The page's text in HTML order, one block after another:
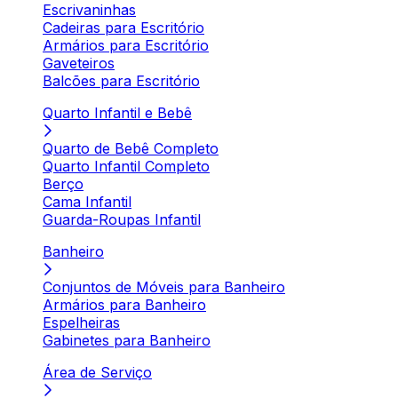
Escrivaninhas
Cadeiras para Escritório
Armários para Escritório
Gaveteiros
Balcões para Escritório
Quarto Infantil e Bebê
Quarto de Bebê Completo
Quarto Infantil Completo
Berço
Cama Infantil
Guarda-Roupas Infantil
Banheiro
Conjuntos de Móveis para Banheiro
Armários para Banheiro
Espelheiras
Gabinetes para Banheiro
Área de Serviço